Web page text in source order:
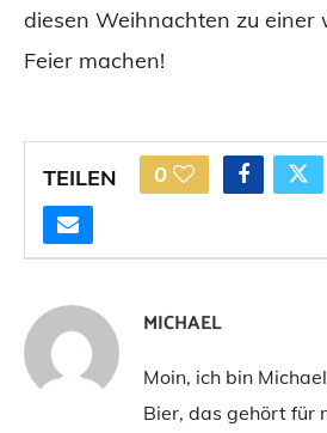
diesen Weihnachten zu einer
Feier machen!
TEILEN 0
MICHAEL
Moin, ich bin
Bier, das gehört für